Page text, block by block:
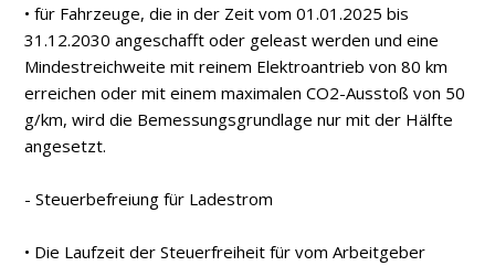
• für Fahrzeuge, die in der Zeit vom 01.01.2025 bis
31.12.2030 angeschafft oder geleast werden und eine
Mindestreichweite mit reinem Elektroantrieb von 80 km
erreichen oder mit einem maximalen CO2-Ausstoß von 50
g/km, wird die Bemessungsgrundlage nur mit der Hälfte
angesetzt.
- Steuerbefreiung für Ladestrom
• Die Laufzeit der Steuerfreiheit für vom Arbeitgeber